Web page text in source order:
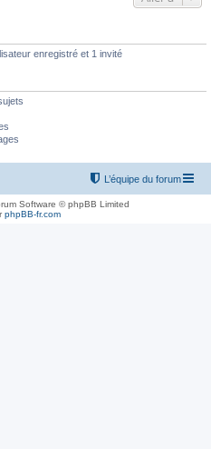
enregistré et 1 invité
L’équipe du forum
Software © phpBB Limited
phpBB-fr.com